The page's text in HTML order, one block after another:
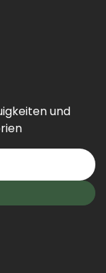
und